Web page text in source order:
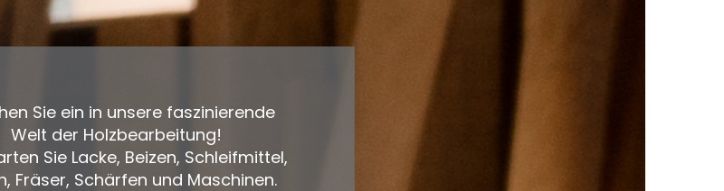
Sie ein in unsere faszinierende
Welt der Holzbearbeitung!
Sie Lacke, Beizen, Schleifmittel,
Fräser, Schärfen und Maschinen.